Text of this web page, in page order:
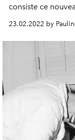
consiste ce
23.02.2022 by